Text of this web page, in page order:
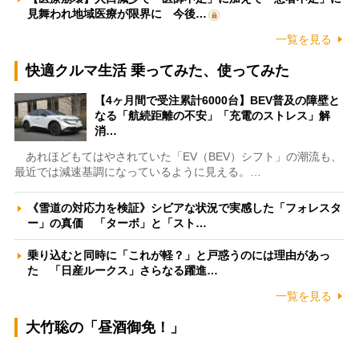
見舞われ地域医療が限界に 今後…
一覧を見る
快適クルマ生活 乗ってみた、使ってみた
【4ヶ月間で受注累計6000台】BEV普及の障壁と
なる「航続距離の不安」「充電のストレス」解
消…
あれほどもてはやされていた「EV（BEV）シフト」の潮流も、
最近では減速基調になっているように見える。…
《雪道の対応力を検証》シビアな状況で実感した「フォレスタ
ー」の真価 「ターボ」と「スト…
乗り込むと同時に「これが軽？」と戸惑うのには理由があっ
た 「日産ルークス」さらなる躍進…
一覧を見る
大竹聡の「昼酒御免！」